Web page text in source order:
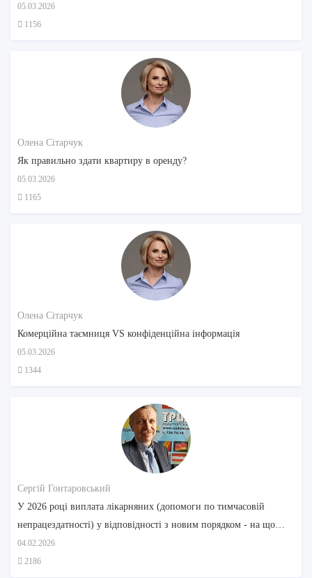
05.03.2026
1156
Олена Сітарчук
Як правильно здати квартиру в оренду?
05.03.2026
1165
Олена Сітарчук
Комерційна таємниця VS конфіденційна інформація
05.03.2026
1344
Сергій Гонтаровський
У 2026 році виплата лікарняних (допомоги по тимчасовій
непрацездатності) у відповідності з новим порядком - на що
звернути увагу
04.02.2026
2186